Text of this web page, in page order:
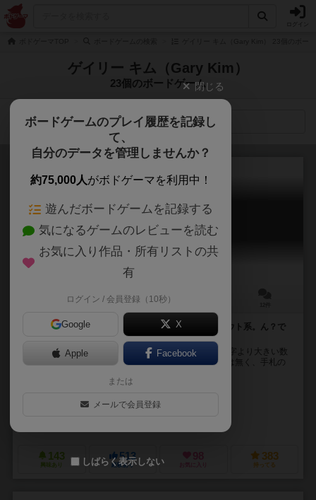
ゲイリー キム（Gary Kim）
23個のボードゲーム
検索メニュー
オーディン
Odin
15分前後
場に出ている数字より大きい数字を出していくゴーアウト系。ん？で
もこれ、初めての感覚だ！
新感覚のゴーアウト系カードゲーム。 場に出ている数字より大きい数
字を出していくのだが、色や数字をフォローする必要は無く、手札の
クロコテーム（Crocotame）
ヘルベチク（Helvetiq
143
興味あり
513
経験あり
98
お気に入り
383
持ってる
閉じる
ボードゲームのプレイ履歴を記録し
て、
自分のデータを管理しませんか？
約75,000人がボドゲーマを利用中！
遊んだボードゲームを記録する
気になるゲームのレビューを読む
お気に入り作品・所有リストの共
有
ログイン / 会員登録（10秒）
Google X
Apple Facebook
または
メールで会員登録
しばらく表示しない